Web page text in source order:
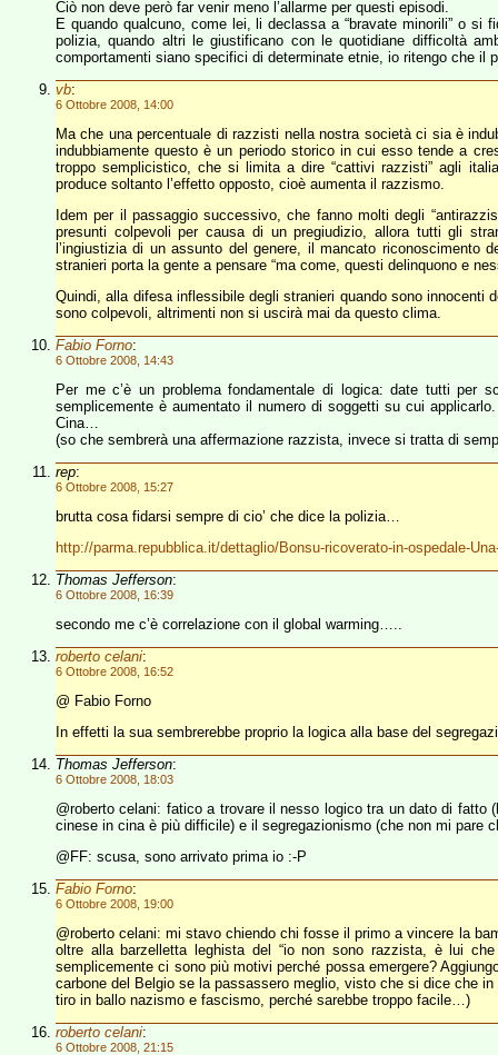
Ciò non deve però far venir meno l’allarme per questi episodi.
E quando qualcuno, come lei, li declassa a “bravate minorili” o
polizia, quando altri le giustificano con le quotidiane difficoltà
comportamenti siano specifici di determinate etnie, io ritengo che il
vb:
6 Ottobre 2008, 14:00
Ma che una percentuale di razzisti nella nostra società ci sia è
indubbiamente questo è un periodo storico in cui esso tende a
troppo semplicistico, che si limita a dire “cattivi razzisti” agli
produce soltanto l’effetto opposto, cioè aumenta il razzismo.
Idem per il passaggio successivo, che fanno molti degli
presunti colpevoli per causa di un pregiudizio, allora tutti gli
l’ingiustizia di un assunto del genere, il mancato riconoscimento
stranieri porta la gente a pensare “ma come, questi delinquono e
Quindi, alla difesa inflessibile degli stranieri quando sono innocenti
sono colpevoli, altrimenti non si uscirà mai da questo clima.
Fabio Forno:
6 Ottobre 2008, 14:43
Per me c’è un problema fondamentale di logica: date tutti per
semplicemente è aumentato il numero di soggetti su cui
Cina…
(so che sembrerà una affermazione razzista, invece si tratta di
rep:
6 Ottobre 2008, 15:27
brutta cosa fidarsi sempre di cio’ che dice la polizia…
http://parma.repubblica.it/dettaglio/Bonsu-ricoverato-in-ospedale-
Thomas Jefferson:
6 Ottobre 2008, 16:39
secondo me c’è correlazione con il global warming…..
roberto celani:
6 Ottobre 2008, 16:52
@ Fabio Forno
In effetti la sua sembrerebbe proprio la logica alla base del
Thomas Jefferson:
6 Ottobre 2008, 18:03
@roberto celani: fatico a trovare il nesso logico tra un dato di fatto
cinese in cina è più difficile) e il segregazionismo (che non mi pare
@FF: scusa, sono arrivato prima io :-P
Fabio Forno:
6 Ottobre 2008, 19:00
@roberto celani: mi stavo chiendo chi fosse il primo a vincere la
oltre alla barzelletta leghista del “io non sono razzista, è lui
semplicemente ci sono più motivi perché possa emergere?
carbone del Belgio se la passassero meglio, visto che si dice che
tiro in ballo nazismo e fascismo, perché sarebbe troppo facile…)
roberto celani:
6 Ottobre 2008, 21:15